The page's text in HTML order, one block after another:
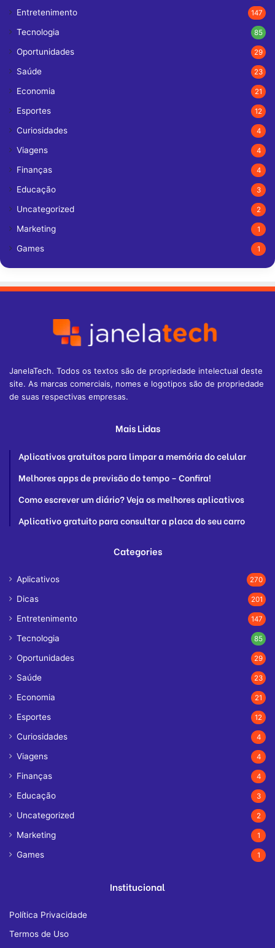
Entretenimento 147
Tecnologia 85
Oportunidades 29
Saúde 23
Economia 21
Esportes 12
Curiosidades 4
Viagens 4
Finanças 4
Educação 3
Uncategorized 2
Marketing 1
Games 1
JanelaTech. Todos os textos são de propriedade intelectual deste
site. As marcas comerciais, nomes e logotipos são de propriedade
de suas respectivas empresas.
Mais Lidas
Aplicativos gratuitos para limpar a memória do celular
Melhores apps de previsão do tempo – Confira!
Como escrever um diário? Veja os melhores aplicativos
Aplicativo gratuito para consultar a placa do seu carro
Categories
Aplicativos 270
Dicas 201
Entretenimento 147
Tecnologia 85
Oportunidades 29
Saúde 23
Economia 21
Esportes 12
Curiosidades 4
Viagens 4
Finanças 4
Educação 3
Uncategorized 2
Marketing 1
Games 1
Institucional
Política Privacidade
Termos de Uso